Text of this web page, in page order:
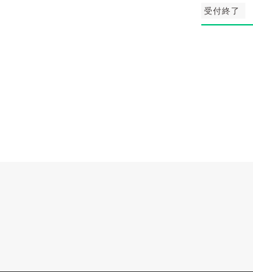
受付終了